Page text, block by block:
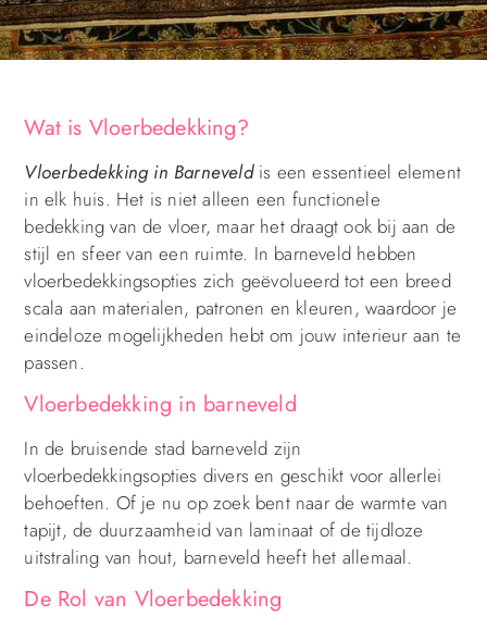
Wat is Vloerbedekking?
Vloerbedekking in Barneveldis een essentieel element
in elk huis. Het is niet alleen een functionele
bedekking van de vloer, maar het draagt ook bij aan de
stijl en sfeer van een ruimte. In barneveld hebben
vloerbedekkingsopties zich geëvolueerd tot een breed
scala aan materialen, patronen en kleuren, waardoor je
eindeloze mogelijkheden hebt om jouw interieur aan te
passen.
Vloerbedekking in barneveld
In de bruisende stad barneveld zijn
vloerbedekkingsopties divers en geschikt voor allerlei
behoeften. Of je nu op zoek bent naar de warmte van
tapijt, de duurzaamheid van laminaat of de tijdloze
uitstraling van hout, barneveld heeft het allemaal.
De Rol van Vloerbedekking